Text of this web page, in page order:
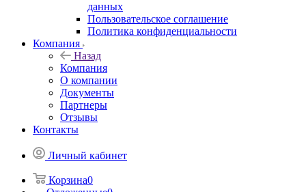
данных
Пользовательское соглашение
Политика конфиденциальности
Компания
Назад
Компания
О компании
Документы
Партнеры
Отзывы
Контакты
Личный кабинет
Корзина0